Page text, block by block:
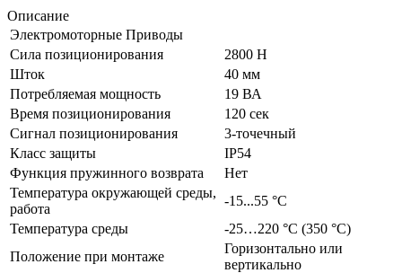
Описание
Электромоторные Приводы
Сила позиционирования
2800 Н
Шток
40 мм
Потребляемая мощность
19 ВА
Время позиционирования
120 сек
Сигнал позиционирования
3-точечный
Класс защиты
IP54
Функция пружинного возврата
Нет
Температура окружающей среды,
работа
-15...55 °C
Температура среды
-25…220 °C (350 °C)
Положение при монтаже
Горизонтально или
вертикально